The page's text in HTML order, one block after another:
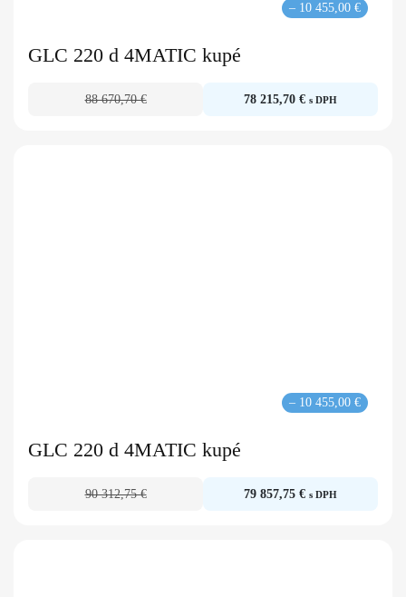
– 10 455,00 €
GLC 220 d 4MATIC kupé
88 670,70 € 78 215,70 € s DPH
– 10 455,00 €
GLC 220 d 4MATIC kupé
90 312,75 € 79 857,75 € s DPH